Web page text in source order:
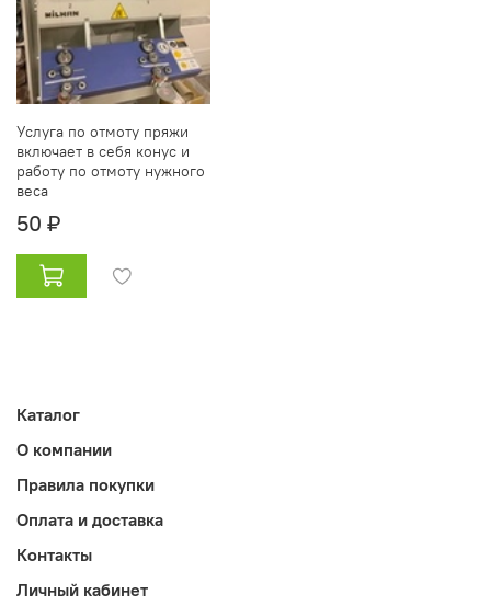
Услуга по отмоту пряжи
включает в себя конус и
работу по отмоту нужного
веса
50 ₽
Каталог
О компании
Правила покупки
Оплата и доставка
Контакты
Личный кабинет